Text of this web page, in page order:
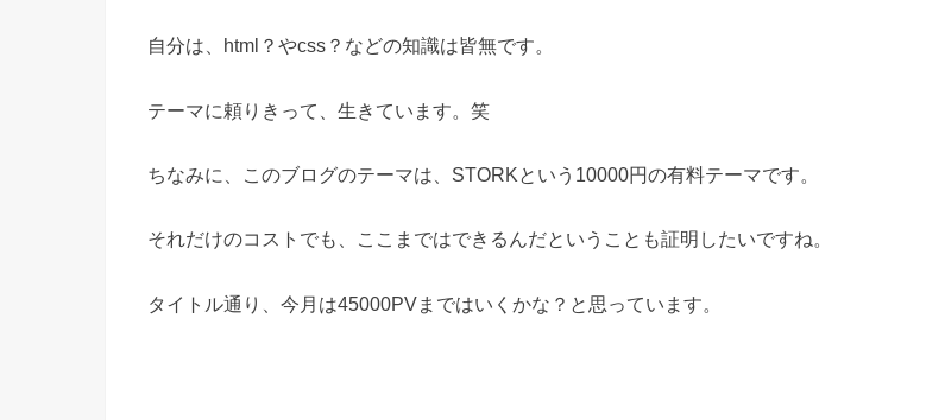
自分は、html？やcss？などの知識は皆無です。
テーマに頼りきって、生きています。笑
ちなみに、このブログのテーマは、STORKという10000円の有料テーマです。
それだけのコストでも、ここまではできるんだということも証明したいですね。
タイトル通り、今月は45000PVまではいくかな？と思っています。